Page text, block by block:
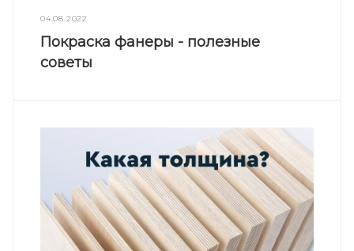
04.08.2022
Покраска фанеры - полезные
советы